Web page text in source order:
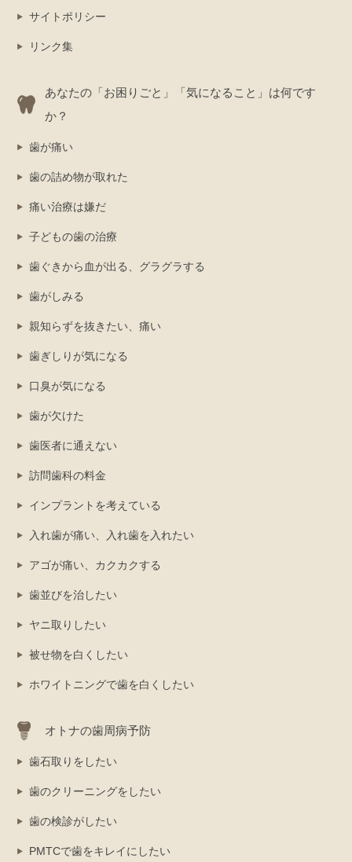
サイトポリシー
リンク集
あなたの「お困りごと」「気になること」は何です
か？
歯が痛い
歯の詰め物が取れた
痛い治療は嫌だ
子どもの歯の治療
歯ぐきから血が出る、グラグラする
歯がしみる
親知らずを抜きたい、痛い
歯ぎしりが気になる
口臭が気になる
歯が欠けた
歯医者に通えない
訪問歯科の料金
インプラントを考えている
入れ歯が痛い、入れ歯を入れたい
アゴが痛い、カクカクする
歯並びを治したい
ヤニ取りしたい
被せ物を白くしたい
ホワイトニングで歯を白くしたい
オトナの歯周病予防
歯石取りをしたい
歯のクリーニングをしたい
歯の検診がしたい
PMTCで歯をキレイにしたい